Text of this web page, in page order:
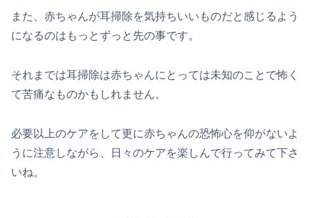
また、赤ちゃんが耳掃除を気持ちいいものだと感じるよう
になるのはもっとずっと先の事です。
それまでは耳掃除は赤ちゃんにとっては未知のことで怖く
て苦痛なものかもしれません。
必要以上のケアをして更に赤ちゃんの恐怖心を仰がないよ
うに注意しながら、日々のケアを楽しんで行ってみて下さ
いね。